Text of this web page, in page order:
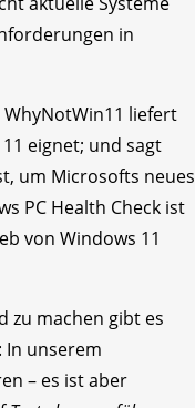
in
WhyNotWin11 liefert
eignet; und sagt
um Microsofts neues
PC Health Check ist
von Windows 11
zu machen gibt es
In unserem
– es ist aber